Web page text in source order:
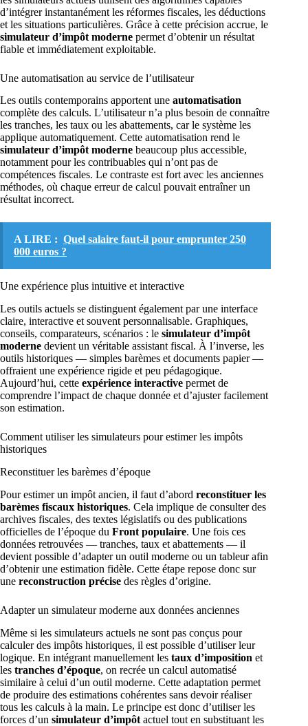
d’intégrer instantanément les réformes fiscales, les déductions
et les situations particulières. Grâce à cette précision accrue, le
simulateur d’impôt moderne permet d’obtenir un résultat
fiable et immédiatement exploitable.
Une automatisation au service de l’utilisateur
Les outils contemporains apportent une automatisation
complète des calculs. L’utilisateur n’a plus besoin de connaître
les tranches, les taux ou les abattements, car le système les
applique automatiquement. Cette automatisation rend le
simulateur d’impôt moderne beaucoup plus accessible,
notamment pour les contribuables qui n’ont pas de
compétences fiscales. Le contraste est fort avec les anciennes
méthodes, où chaque erreur de calcul pouvait entraîner un
résultat incorrect.
A LIRE : Quel salaire faut-il pour emprunter 250
000 euros ?
Une expérience plus intuitive et interactive
Les outils actuels se distinguent également par une interface
claire, interactive et souvent personnalisable. Graphiques,
conseils, comparateurs, scénarios : le simulateur d’impôt
moderne devient un véritable assistant fiscal. À l’inverse, les
outils historiques — simples barèmes et documents papier —
offraient une expérience rigide et peu pédagogique.
Aujourd’hui, cette expérience interactive permet de
comprendre l’impact de chaque donnée et d’ajuster facilement
son estimation.
Comment utiliser les simulateurs pour estimer les impôts
historiques
Reconstituer les barèmes d’époque
Pour estimer un impôt ancien, il faut d’abord reconstituer les
barèmes fiscaux historiques. Cela implique de consulter des
archives fiscales, des textes législatifs ou des publications
officielles de l’époque du Front populaire. Une fois ces
données retrouvées — tranches, taux et abattements — il
devient possible d’adapter un outil moderne ou un tableur afin
d’obtenir une estimation fidèle. Cette étape repose donc sur
une reconstruction précise des règles d’origine.
Adapter un simulateur moderne aux données anciennes
Même si les simulateurs actuels ne sont pas conçus pour
calculer des impôts historiques, il est possible d’utiliser leur
logique. En intégrant manuellement les taux d’imposition et
les tranches d’époque, on recrée un calcul automatisé
similaire à celui d’un outil moderne. Cette adaptation permet
de produire des estimations cohérentes sans devoir réaliser
tous les calculs à la main. Le principe est donc d’utiliser les
forces d’un simulateur d’impôt actuel tout en substituant les